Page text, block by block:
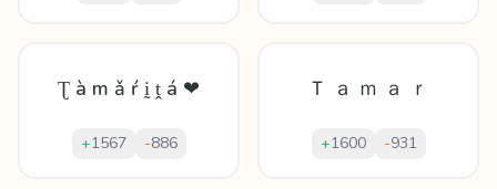
Ʈ à m ǎ ŕ ḭ ṱ á ❤
+1567 -886
Ｔ ａ ｍ ａ ｒ
+1600 -931